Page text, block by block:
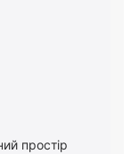
простір